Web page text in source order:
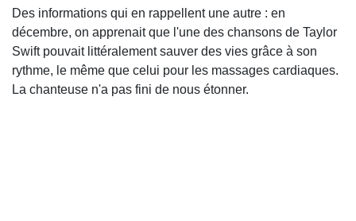
Des informations qui en rappellent une autre : en
décembre, on apprenait que l'une des chansons de Taylor
Swift pouvait littéralement sauver des vies grâce à son
rythme, le même que celui pour les massages cardiaques.
La chanteuse n'a pas fini de nous étonner.